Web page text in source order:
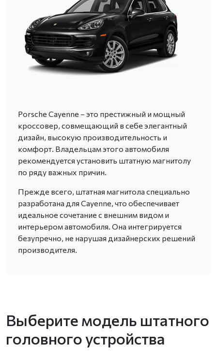
Porsche Cayenne – это престижный и мощный
кроссовер, совмещающий в себе элегантный
дизайн, высокую производительность и
комфорт. Владельцам этого автомобиля
рекомендуется установить штатную магнитолу
по ряду важных причин.
Прежде всего, штатная магнитола специально
разработана для Cayenne, что обеспечивает
идеальное сочетание с внешним видом и
интерьером автомобиля. Она интегрируется
безупречно, не нарушая дизайнерских решений
производителя.
Выберите модель штатного
головного устройства